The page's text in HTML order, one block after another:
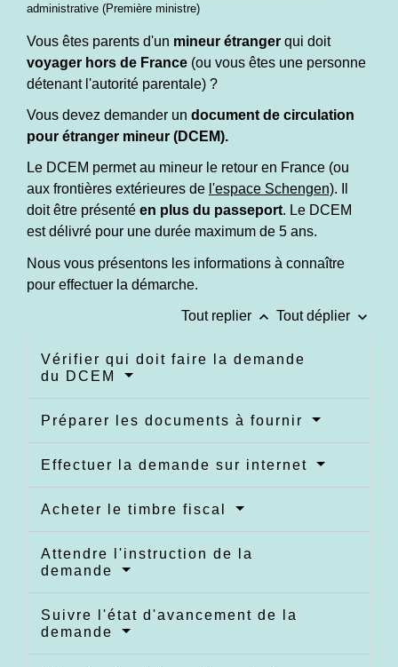
administrative (Première ministre)
Vous êtes parents d'un mineur étranger qui doit
voyager hors de France (ou vous êtes une personne
détenant l'autorité parentale) ?
Vous devez demander un document de circulation
pour étranger mineur (DCEM).
Le DCEM permet au mineur le retour en France (ou
aux frontières extérieures de l'espace Schengen). Il
doit être présenté en plus du passeport. Le DCEM
est délivré pour une durée maximum de 5 ans.
Nous vous présentons les informations à connaître
pour effectuer la démarche.
Tout replier keyboard_arrow_up Tout déplier keyboard_arrow_down
Vérifier qui doit faire la demande
du DCEM
Préparer les documents à fournir
Effectuer la demande sur internet
Acheter le timbre fiscal
Attendre l'instruction de la
demande
Suivre l'état d'avancement de la
demande